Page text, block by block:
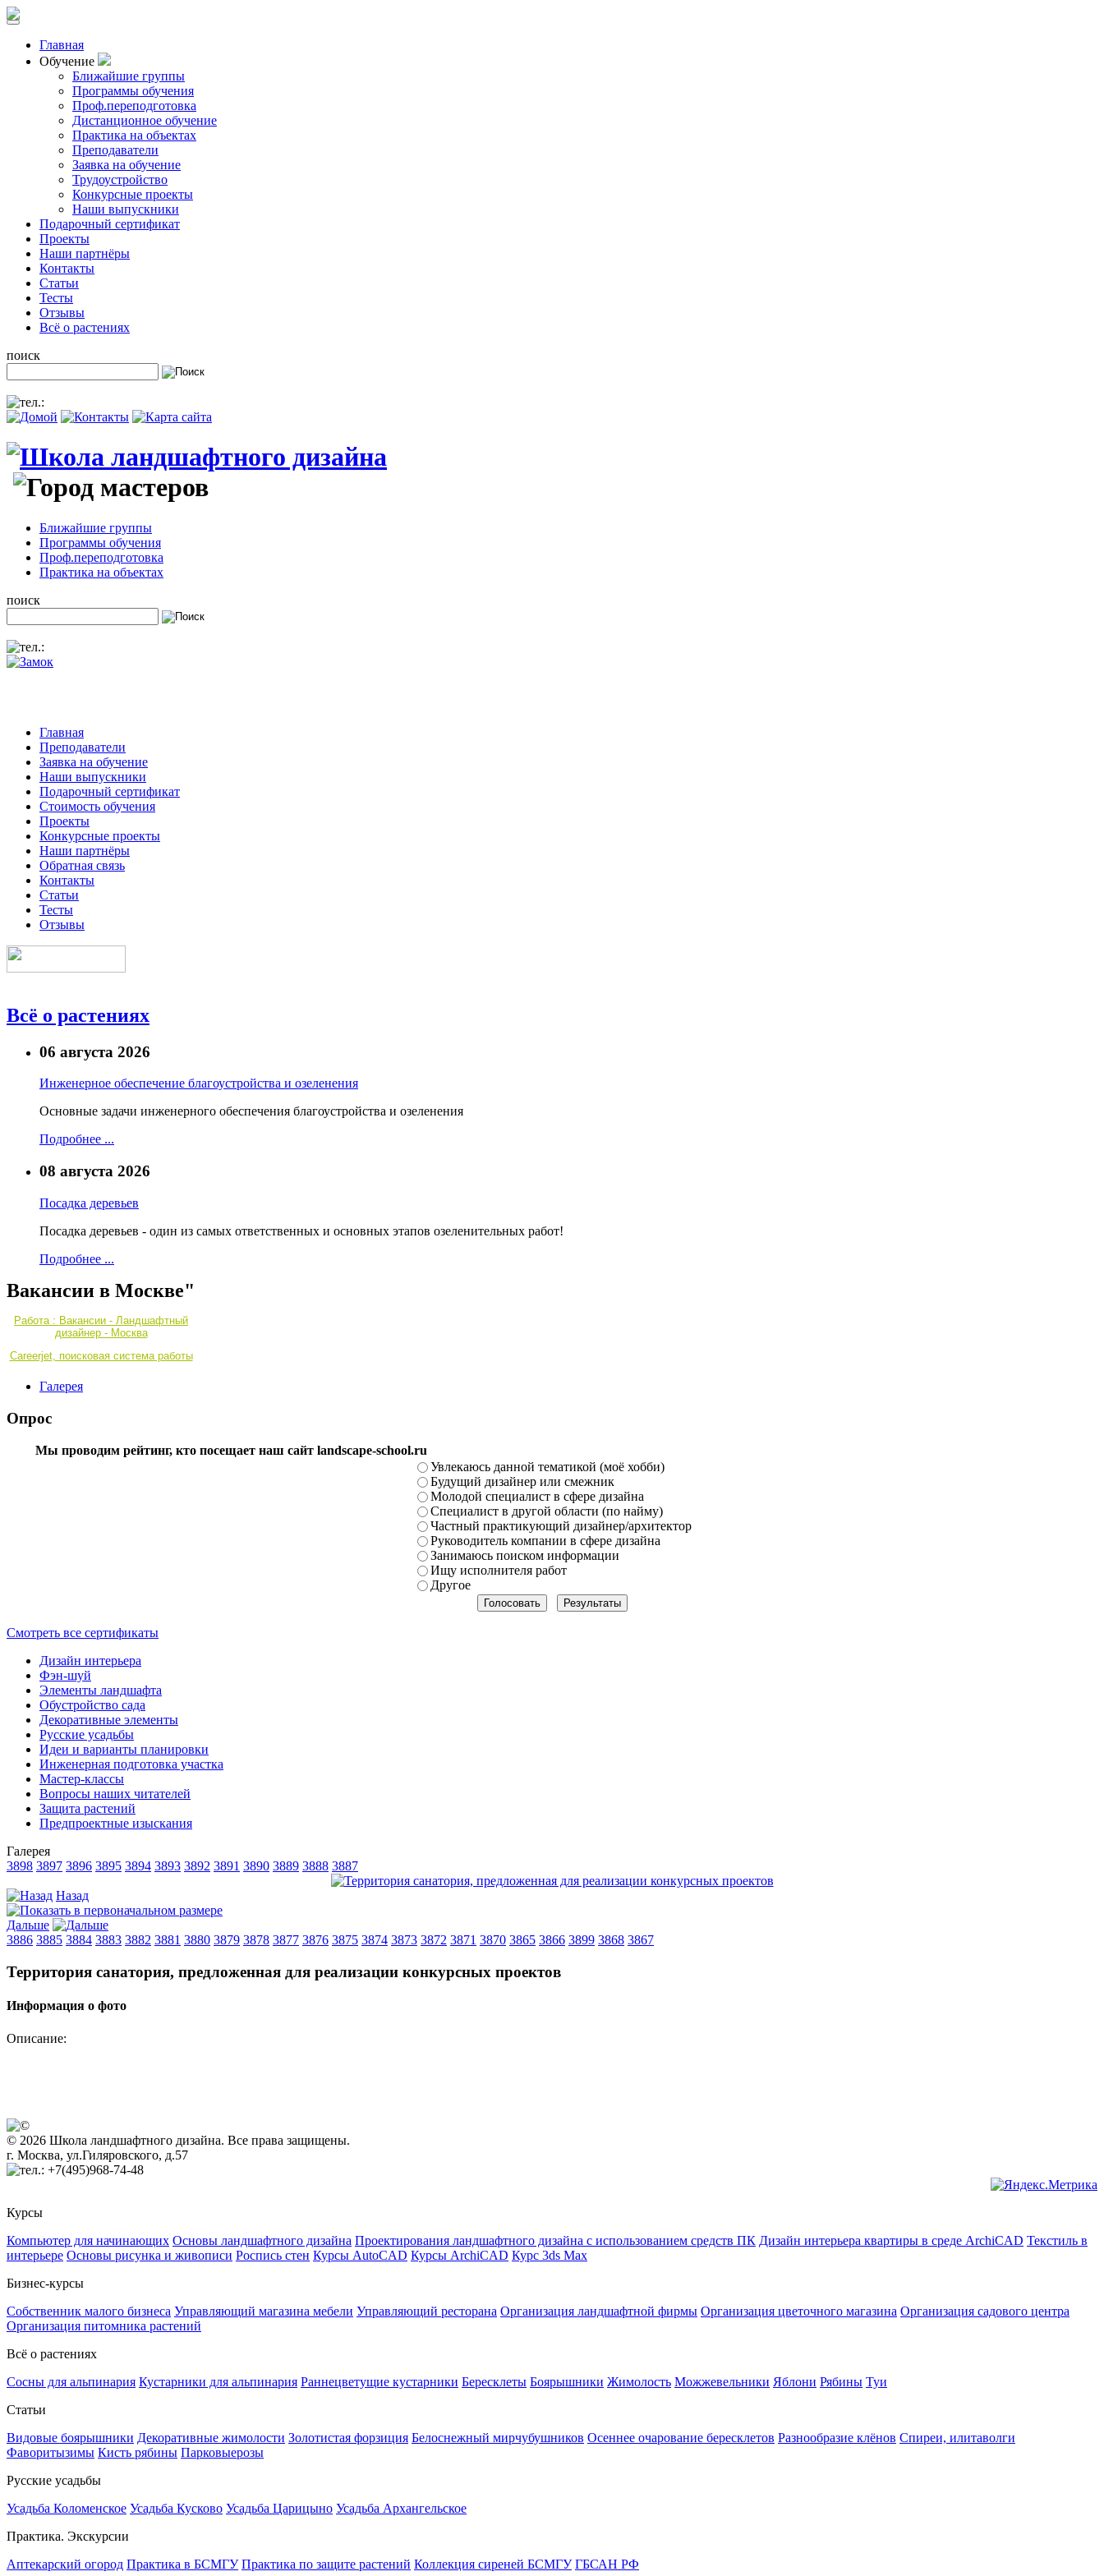
Главная
Обучение
Ближайшие группы
Программы обучения
Проф.переподготовка
Дистанционное обучение
Практика на объектах
Преподаватели
Заявка на обучение
Трудоустройство
Конкурсные проекты
Наши выпускники
Подарочный сертификат
Проекты
Наши партнёры
Контакты
Статьи
Тесты
Отзывы
Всё о растениях
поиск
Ближайшие группы
Программы обучения
Проф.переподготовка
Практика на объектах
поиск
Главная
Преподаватели
Заявка на обучение
Наши выпускники
Подарочный сертификат
Стоимость обучения
Проекты
Конкурсные проекты
Наши партнёры
Обратная связь
Контакты
Статьи
Тесты
Отзывы
Всё о растениях
06 августа 2026
Инженерное обеспечение благоустройства и озеленения
Основные задачи инженерного обеспечения благоустройства и озеленения
Подробнее ...
08 августа 2026
Посадка деревьев
Посадка деревьев - один из самых ответственных и основных этапов озеленительных работ!
Подробнее ...
Вакансии в Москве"
Работа : Вакансии - Ландшафтный
дизайнер - Москва
Careerjet, поисковая система работы
Галерея
Опрос
Мы проводим рейтинг, кто посещает наш сайт landscape-school.ru
Увлекаюсь данной тематикой (моё хобби)
Будущий дизайнер или смежник
Молодой специалист в сфере дизайна
Специалист в другой области (по найму)
Частный практикующий дизайнер/архитектор
Руководитель компании в сфере дизайна
Занимаюсь поиском информации
Ищу исполнителя работ
Другое
Смотреть все сертификаты
Дизайн интерьера
Фэн-шуй
Элементы ландшафта
Обустройство сада
Декоративные элементы
Русские усадьбы
Идеи и варианты планировки
Инженерная подготовка участка
Мастер-классы
Вопросы наших читателей
Защита растений
Предпроектные изыскания
Галерея
3898 3897 3896 3895 3894 3893 3892 3891 3890 3889 3888 3887
Назад
Дальше
3886 3885 3884 3883 3882 3881 3880 3879 3878 3877 3876 3875 3874 3873 3872 3871 3870 3865 3866 3899 3868 3867
Территория санатория, предложенная для реализации конкурсных проектов
Информация о фото
Описание:
© 2026 Школа ландшафтного дизайна. Все права защищены.
г. Москва, ул.Гиляровского, д.57
+7(495)968-74-48
Курсы
Компьютер для начинающих Основы ландшафтного дизайна Проектирования ландшафтного дизайна с использованием средств ПК Дизайн интерьера квартиры в среде ArchiCAD Текстиль в
интерьере Основы рисунка и живописи Роспись стен Курсы AutoCAD Курсы ArchiCAD Курс 3ds Max
Бизнес-курсы
Собственник малого бизнеса Управляющий магазина мебели Управляющий ресторана Организация ландшафтной фирмы Организация цветочного магазина Организация садового центра
Организация питомника растений
Всё о растениях
Сосны для альпинария Кустарники для альпинария Раннецветущие кустарники Бересклеты Боярышники Жимолость Можжевельники Яблони Рябины Туи
Статьи
Видовые боярышники Декоративные жимолости Золотистая форзиция Белоснежный мирчубушников Осеннее очарование бересклетов Разнообразие клёнов Спиреи, илитаволги
Фаворитызимы Кисть рябины Парковыерозы
Русские усадьбы
Усадьба Коломенское Усадьба Кусково Усадьба Царицыно Усадьба Архангельское
Практика. Экскурсии
Аптекарский огород Практика в БСМГУ Практика по защите растений Коллекция сиреней БСМГУ ГБСАН РФ